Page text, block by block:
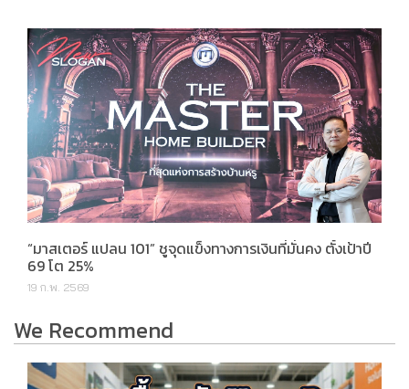
“มาสเตอร์ แปลน 101” ชูจุดแข็งทางการเงินที่มั่นคง ตั้งเป้าปี
69 โต 25%
19 ก.พ. 2569
We Recommend